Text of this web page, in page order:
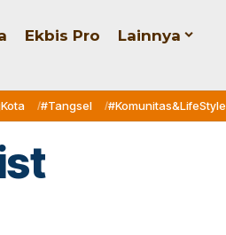
Ekbis Pro Lainnya
#Tangsel #Komunitas&LifeStyle